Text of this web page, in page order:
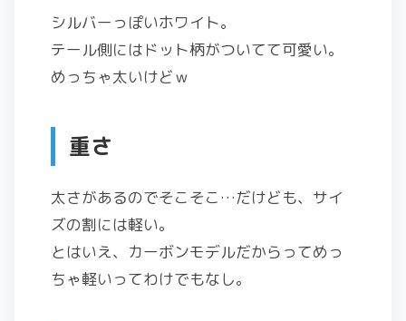
シルバーっぽいホワイト。
テール側にはドット柄がついてて可愛い。
めっちゃ太いけどｗ
重さ
太さがあるのでそこそこ…だけども、サイ
ズの割には軽い。
とはいえ、カーボンモデルだからってめっ
ちゃ軽いってわけでもなし。